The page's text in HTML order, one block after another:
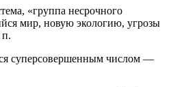
«группа несрочного
мир, новую экологию, угрозы
п.
суперсовершенным числом —